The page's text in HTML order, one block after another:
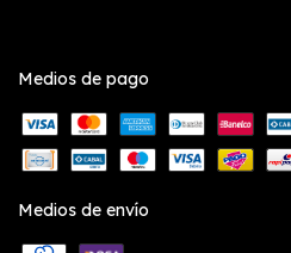
Medios de pago
Medios de envío